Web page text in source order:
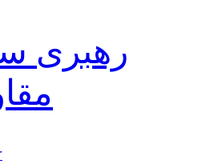
رهبری